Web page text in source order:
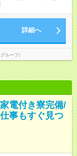
詳細へ
ループ）
電付き寮完備/
事もすぐ見つ